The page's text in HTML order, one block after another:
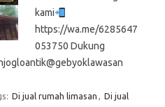
kami
https://wa.me/6285647
053750 Dukung
Di jual rumah limasan , Di jual